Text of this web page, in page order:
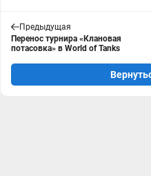
Предыдущая
Перенос турнира «Клановая
потасовка» в World of Tanks